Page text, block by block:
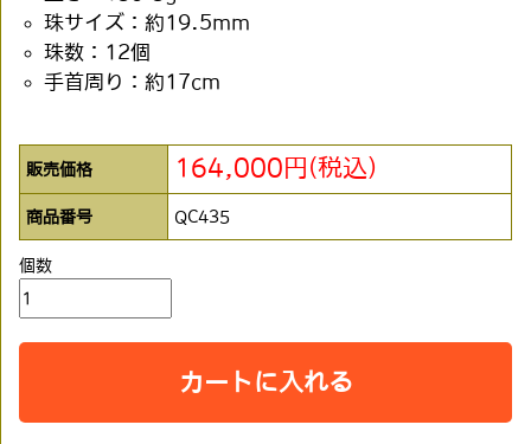
珠サイズ：約19.5mm
珠数：12個
手首周り：約17cm
販売価格 164,000円(税込)
商品番号 QC435
個数
カートに入れる